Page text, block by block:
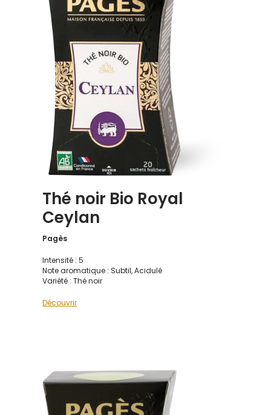
Thé noir Bio Royal
Ceylan
Pagès
Intensité : 5
Note aromatique : Subtil, Acidulé
Variété : Thé noir
Découvrir